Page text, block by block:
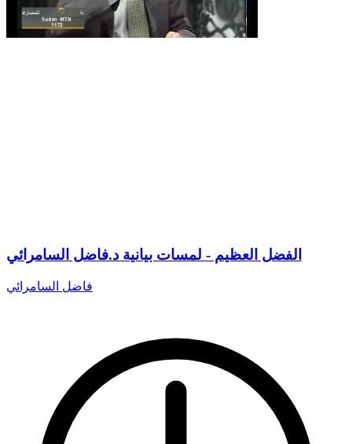
الفضل العظيم - لمسات بيانية د.فاضل السامرائي
فاضل السامرائي